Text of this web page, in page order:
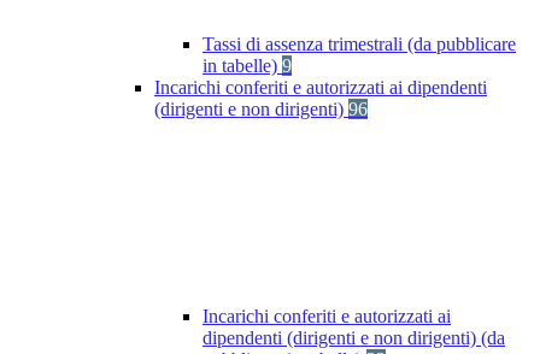
Tassi di assenza trimestrali (da pubblicare
in tabelle) 9
Incarichi conferiti e autorizzati ai dipendenti
(dirigenti e non dirigenti) 96
Incarichi conferiti e autorizzati ai
dipendenti (dirigenti e non dirigenti) (da